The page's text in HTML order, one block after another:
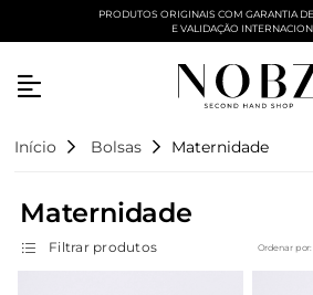
Entre com email ou
PRODUTOS ORIGINAIS COM GARANTIA
E VALIDAÇÃO
Início Bolsas Maternidade
Maternidade
Filtrar produtos Ordenar por: